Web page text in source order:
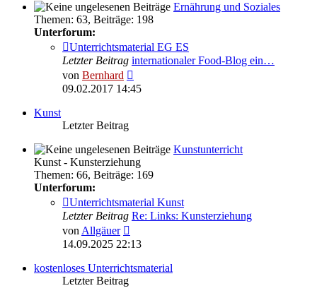
Ernährung und Soziales
Themen: 63, Beiträge: 198
Unterforum:
Unterrichtsmaterial EG ES
Letzter Beitrag internationaler Food-Blog ein…
von Bernhard
Beitrag
09.02.2017 14:45
Kunst
Letzter Beitrag
Kunstunterricht
Kunst - Kunsterziehung
Themen: 66, Beiträge: 169
Unterforum:
Unterrichtsmaterial Kunst
Letzter Beitrag Re: Links: Kunsterziehung
vonAllgäuer
Beitrag
14.09.2025 22:13
kostenloses Unterrichtsmaterial
Letzter Beitrag